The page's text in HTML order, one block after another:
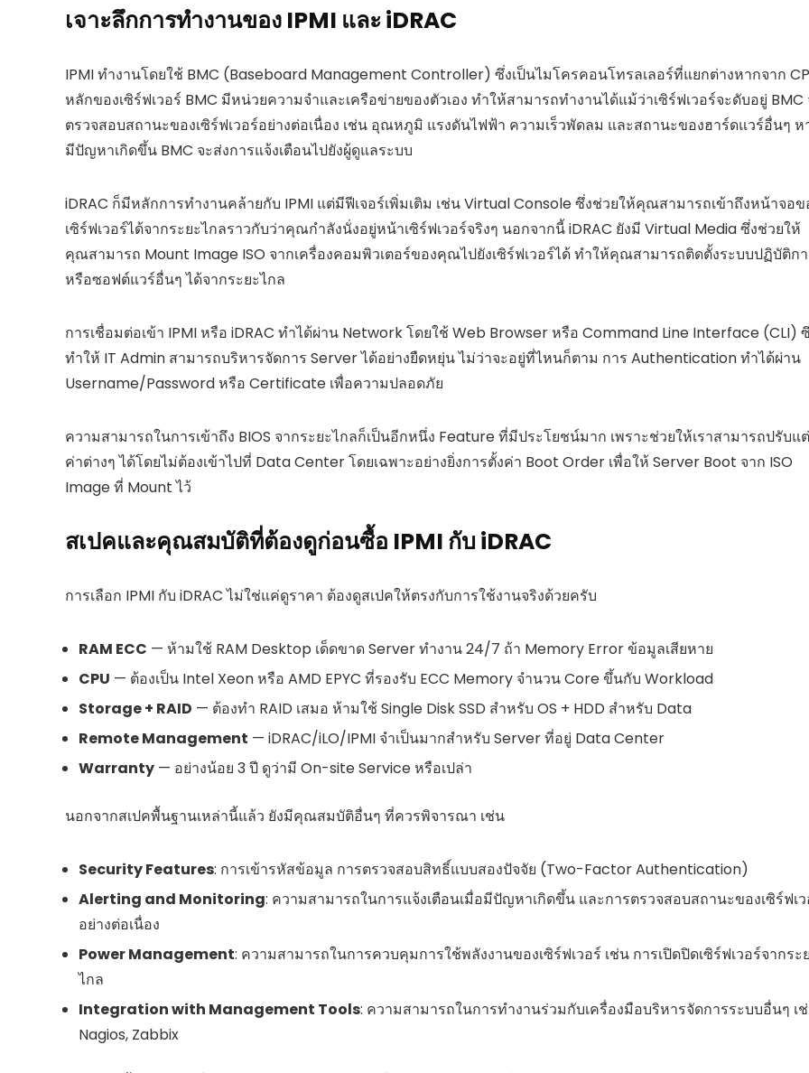
เจาะลึกการทำงานของ IPMI และ iDRAC
IPMI ทำงานโดยใช้ BMC (Baseboard Management Controller) ซึ่งเป็นไมโครคอนโทรลเลอร์ที่แยกต่างหากจาก
หลักของเซิร์ฟเวอร์ BMC มีหน่วยความจำและเครือข่ายของตัวเอง ทำให้สามารถทำงานได้แม้ว่าเซิร์ฟเวอร์จะดับอยู่ BMC
ตรวจสอบสถานะของเซิร์ฟเวอร์อย่างต่อเนื่อง เช่น อุณหภูมิ แรงดันไฟฟ้า ความเร็วพัดลม และสถานะของฮาร์ดแวร์อื่นๆ ห
มีปัญหาเกิดขึ้น BMC จะส่งการแจ้งเตือนไปยังผู้ดูแลระบบ
iDRAC ก็มีหลักการทำงานคล้ายกับ IPMI แต่มีฟีเจอร์เพิ่มเติม เช่น Virtual Console ซึ่งช่วยให้คุณสามารถเข้าถึงหน้าจอข
เซิร์ฟเวอร์ได้จากระยะไกลราวกับว่าคุณกำลังนั่งอยู่หน้าเซิร์ฟเวอร์จริงๆ นอกจากนี้ iDRAC ยังมี Virtual Media ซึ่งช่วยให้
คุณสามารถ Mount Image ISO จากเครื่องคอมพิวเตอร์ของคุณไปยังเซิร์ฟเวอร์ได้ ทำให้คุณสามารถติดตั้งระบบปฏิบัติก
หรือซอฟต์แวร์อื่นๆ ได้จากระยะไกล
การเชื่อมต่อเข้า IPMI หรือ iDRAC ทำได้ผ่าน Network โดยใช้ Web Browser หรือ Command Line Interface (CLI)
ทำให้ IT Admin สามารถบริหารจัดการ Server ได้อย่างยืดหยุ่น ไม่ว่าจะอยู่ที่ไหนก็ตาม การ Authentication ทำได้ผ่าน
Username/Password หรือ Certificate เพื่อความปลอดภัย
ความสามารถในการเข้าถึง BIOS จากระยะไกลก็เป็นอีกหนึ่ง Feature ที่มีประโยชน์มาก เพราะช่วยให้เราสามารถปรับแ
ค่าต่างๆ ได้โดยไม่ต้องเข้าไปที่ Data Center โดยเฉพาะอย่างยิ่งการตั้งค่า Boot Order เพื่อให้ Server Boot จาก ISO
Image ที่ Mount ไว้
สเปคและคุณสมบัติที่ต้องดูก่อนซื้อ IPMI กับ iDRAC
การเลือก IPMI กับ iDRAC ไม่ใช่แค่ดูราคา ต้องดูสเปคให้ตรงกับการใช้งานจริงด้วยครับ
RAM ECC — ห้ามใช้ RAM Desktop เด็ดขาด Server ทำงาน 24/7 ถ้า Memory Error ข้อมูลเสียหาย
CPU — ต้องเป็น Intel Xeon หรือ AMD EPYC ที่รองรับ ECC Memory จำนวน Core ขึ้นกับ Workload
Storage + RAID — ต้องทำ RAID เสมอ ห้ามใช้ Single Disk SSD สำหรับ OS + HDD สำหรับ Data
Remote Management — iDRAC/iLO/IPMI จำเป็นมากสำหรับ Server ที่อยู่ Data Center
Warranty — อย่างน้อย 3 ปี ดูว่ามี On-site Service หรือเปล่า
นอกจากสเปคพื้นฐานเหล่านี้แล้ว ยังมีคุณสมบัติอื่นๆ ที่ควรพิจารณา เช่น
Security Features: การเข้ารหัสข้อมูล การตรวจสอบสิทธิ์แบบสองปัจจัย (Two-Factor Authentication)
Alerting and Monitoring: ความสามารถในการแจ้งเตือนเมื่อมีปัญหาเกิดขึ้น และการตรวจสอบสถานะของเซิร์ฟเ
อย่างต่อเนื่อง
Power Management: ความสามารถในการควบคุมการใช้พลังงานของเซิร์ฟเวอร์ เช่น การเปิดปิดเซิร์ฟเวอร์จากระ
ไกล
Integration with Management Tools: ความสามารถในการทำงานร่วมกับเครื่องมือบริหารจัดการระบบอื่นๆ เ
Nagios, Zabbix